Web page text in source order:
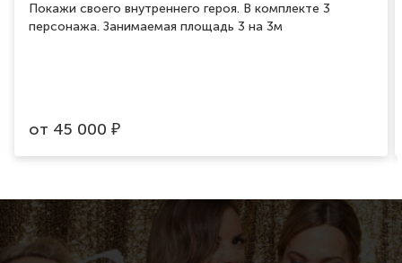
Покажи своего внутреннего героя. В комплекте 3
персонажа. Занимаемая площадь 3 на 3м
от 45 000 ₽